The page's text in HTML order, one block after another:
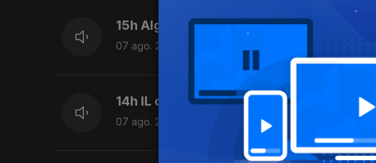
15h Algumas escolas já comecaram a
07 ago. 2026
14h IL considera que Luís Neves não
07 ago. 2026